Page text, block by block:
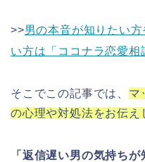
>>男の本音が知りたい
い方は「ココナラ恋愛相
そこでこの記事では、 マ
の心理や対処法をお伝え
「返信遅い男の気持ちが